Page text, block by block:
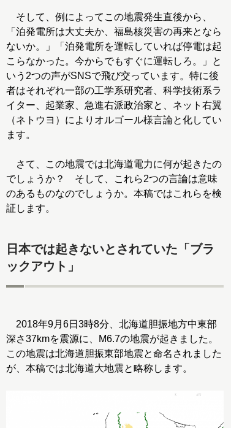
そして、例によってこの地震発生直後から、
「泊発電所は大丈夫か、福島核災害の再来となら
ないか。」「泊発電所を運転していれば停電は起
こらなかった。今からでもすぐに運転しろ。」と
いう2つの声がSNSで飛び交っています。特に後
者はそれぞれ一部の工学系研究者、科学技術系ラ
イター、起業家、急進右派政治家と、ネット右翼
（ネトウヨ）によりオルゴール様言論と化してい
ます。
さて、この地震では北海道電力に何が起きたの
でしょうか？ そして、これら2つの言論は意味
のあるものなのでしょうか。本稿ではこれらを検
証します。
日本では起きないとされていた「ブラ
ックアウト」
2018年9月6日3時8分、北海道胆振地方中東部
深さ37kmを震源に、M6.7の地震が起きました。
この地震は北海道胆振東部地震と命名されました
が、本稿では北海道大地震と略称します。